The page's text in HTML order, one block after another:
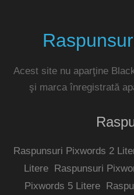
Acest site nu aparţine
şi marca înregistrată
Raspunsuri Pixwords 2
Litere
Raspunsuri
Pixwords 5 Litere